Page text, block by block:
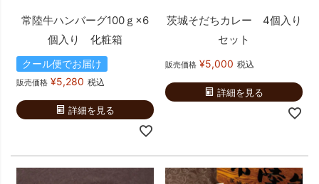
常陸牛ハンバーグ100ｇ×6
個入り 化粧箱
クール便でお届け
販売価格 ¥5,280 税込
詳細を見る
茨城そだちカレー 4個入り
セット
販売価格 ¥5,000 税込
詳細を見る